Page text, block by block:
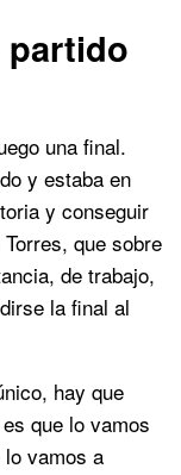
partido
una final.
y estaba en
y conseguir
que sobre
de trabajo,
la final al
hay que
que lo vamos
vamos a